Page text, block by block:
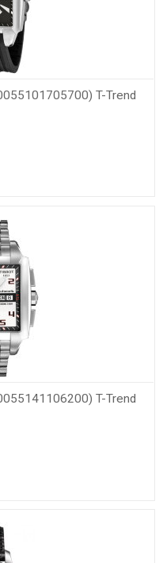
T-Trend
T-Trend